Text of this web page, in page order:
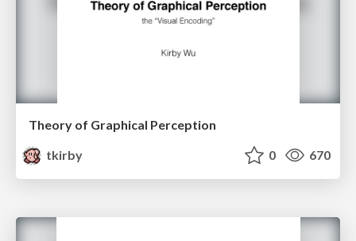
Theory of Graphical Perception
tkirby
0 670